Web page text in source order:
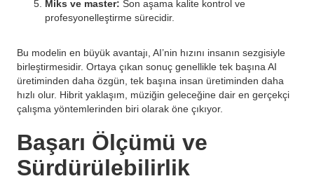
Miks ve master: Son aşama kalite kontrol ve
profesyonelleştirme sürecidir.
Bu modelin en büyük avantajı, AI’nin hızını insanın sezgisiyle
birleştirmesidir. Ortaya çıkan sonuç genellikle tek başına AI
üretiminden daha özgün, tek başına insan üretiminden daha
hızlı olur. Hibrit yaklaşım, müziğin geleceğine dair en gerçekçi
çalışma yöntemlerinden biri olarak öne çıkıyor.
Başarı Ölçümü ve
Sürdürülebilirlik